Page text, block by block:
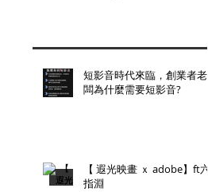
短影音時代來臨，創業者老
闆為什麼需要短影音?
【 遐光映畫 ｘ adobe】ft六
指淵